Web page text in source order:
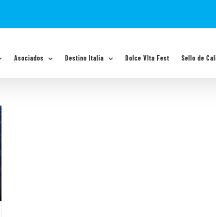
Asociados Destino Italia Dolce VIta Fest Sello de